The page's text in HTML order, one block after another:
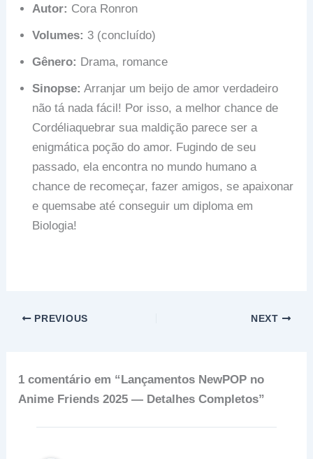
Autor: Cora Ronron
Volumes: 3 (concluído)
Gênero: Drama, romance
Sinopse: Arranjar um beijo de amor verdadeiro
não tá nada fácil! Por isso, a melhor chance de
Cordéliaquebrar sua maldição parece ser a
enigmática poção do amor. Fugindo de seu
passado, ela encontra no mundo humano a
chance de recomeçar, fazer amigos, se apaixonar
e quemsabe até conseguir um diploma em
Biologia!
PREVIOUS NEXT
1 comentário em “Lançamentos NewPOP no
Anime Friends 2025 — Detalhes Completos”